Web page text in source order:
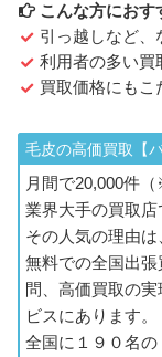
こんな方におす
引っ越しなど、
利用者の多い買
買取価格にもこ
毛皮の高価買取【
月間で20,000件
業界大手の買取店
その人気の理由は
無料での全国出
問、高価買取の
ビスにあります。
全国に１９０名